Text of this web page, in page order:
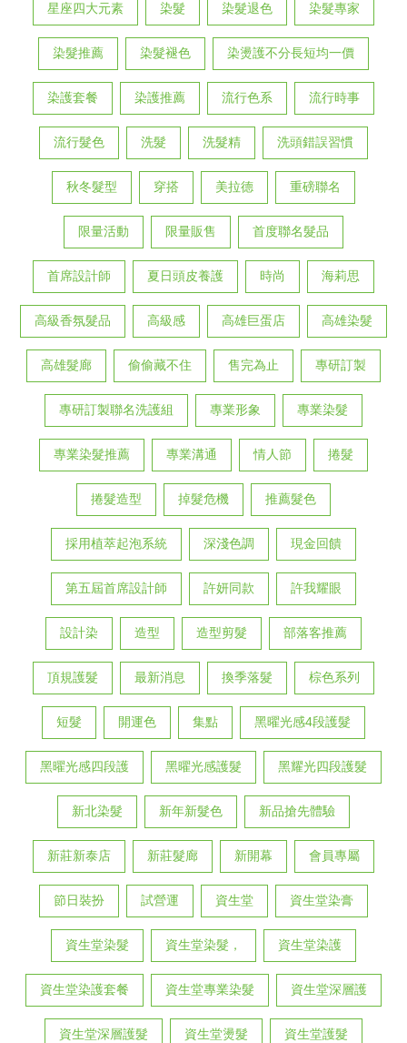
星座四大元素 染髮 染髮退色 染髮專家
染髮推薦 染髮褪色 染燙護不分長短均一價
染護套餐 染護推薦 流行色系 流行時事
流行髮色 洗髮 洗髮精 洗頭錯誤習慣
秋冬髮型 穿搭 美拉德 重磅聯名
限量活動 限量販售 首度聯名髮品
首席設計師 夏日頭皮養護 時尚 海莉思
高級香氛髮品 高級感 高雄巨蛋店 高雄染髮
高雄髮廊 偷偷藏不住 售完為止 專研訂製
專研訂製聯名洗護組 專業形象 專業染髮
專業染髮推薦 專業溝通 情人節 捲髮
捲髮造型 掉髮危機 推薦髮色
採用植萃起泡系統 深淺色調 現金回饋
第五屆首席設計師 許妍同款 許我耀眼
設計染 造型 造型剪髮 部落客推薦
頂規護髮 最新消息 換季落髮 棕色系列
短髮 開運色 集點 黑曜光感4段護髮
黑曜光感四段護 黑曜光感護髮 黑耀光四段護髮
新北染髮 新年新髮色 新品搶先體驗
新莊新泰店 新莊髮廊 新開幕 會員專屬
節日裝扮 試營運 資生堂 資生堂染膏
資生堂染髮 資生堂染髮， 資生堂染護
資生堂染護套餐 資生堂專業染髮 資生堂深層護
資生堂深層護髮 資生堂燙髮 資生堂護髮